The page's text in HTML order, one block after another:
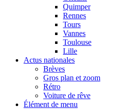
Quimper
Rennes
Tours
Vannes
Toulouse
Lille
Actus nationales
Brèves
Gros plan et zoom
Rétro
Voiture de rêve
Élément de menu